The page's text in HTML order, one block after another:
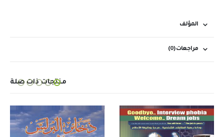
المؤلف
مراجعات (0)
منتجات ذات صلة